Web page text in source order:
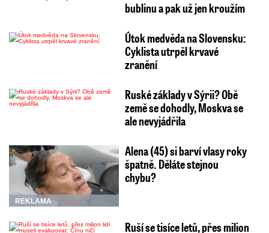
bublinu a pak už jen kroužím
Útok medvěda na Slovensku:
Cyklista utrpěl krvavé
zranění
Ruské základy v Sýrii? Obě
země se dohodly, Moskva se
ale nevyjádřila
REKLAMA
Alena (45) si barví vlasy roky
špatně. Děláte stejnou
chybu?
Ruší se tisíce letů, přes milion